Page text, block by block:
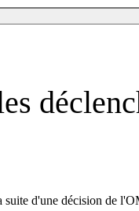
suite d'une décision de